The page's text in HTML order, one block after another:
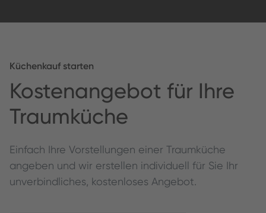
Küchenkauf starten
Kos­te­nange­bot für Ihre
Traumküche
Ein­fach Ihre Vorstel­lun­gen ein­er Traumküche
angeben und wir erstellen individuell für Sie Ihr
unverbindliches, kostenloses Angebot.